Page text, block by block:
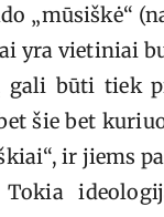
„mūsiškė“
yra vietiniai
gali būti tiek
šie bet
ir jiems